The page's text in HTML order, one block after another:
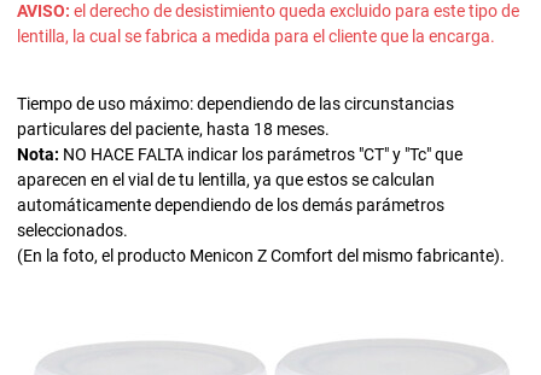
AVISO: el derecho de desistimiento queda excluido para este tipo de
lentilla, la cual se fabrica a medida para el cliente que la encarga.
Tiempo de uso máximo: dependiendo de las circunstancias
particulares del paciente, hasta 18 meses.
Nota: NO HACE FALTA indicar los parámetros "CT" y "Tc" que
aparecen en el vial de tu lentilla, ya que estos se calculan
automáticamente dependiendo de los demás parámetros
seleccionados.
(En la foto, el producto Menicon Z Comfort del mismo fabricante).